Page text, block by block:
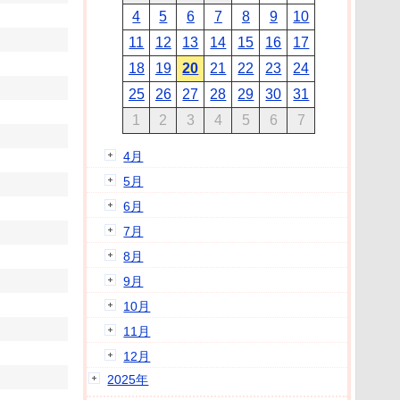
4 5 6 7 8 9
10
11
12 13 14 15 16
17
18
19 20 21 22 23
24
25
26 27 28 29 30
31
1
2 3 4 5 6 7
4月
5月
6月
7月
8月
9月
10月
11月
12月
2025年